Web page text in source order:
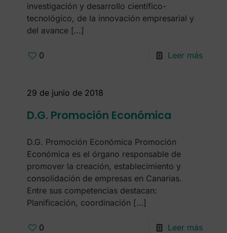
investigación y desarrollo científico-
tecnológico, de la innovación empresarial y
del avance […]
0 Leer más
29 de junio de 2018
D.G. Promoción Económica
D.G. Promoción Económica Promoción
Económica es el órgano responsable de
promover la creación, establecimiento y
consolidación de empresas en Canarias.
Entre sus competencias destacan:
Planificación, coordinación […]
0 Leer más